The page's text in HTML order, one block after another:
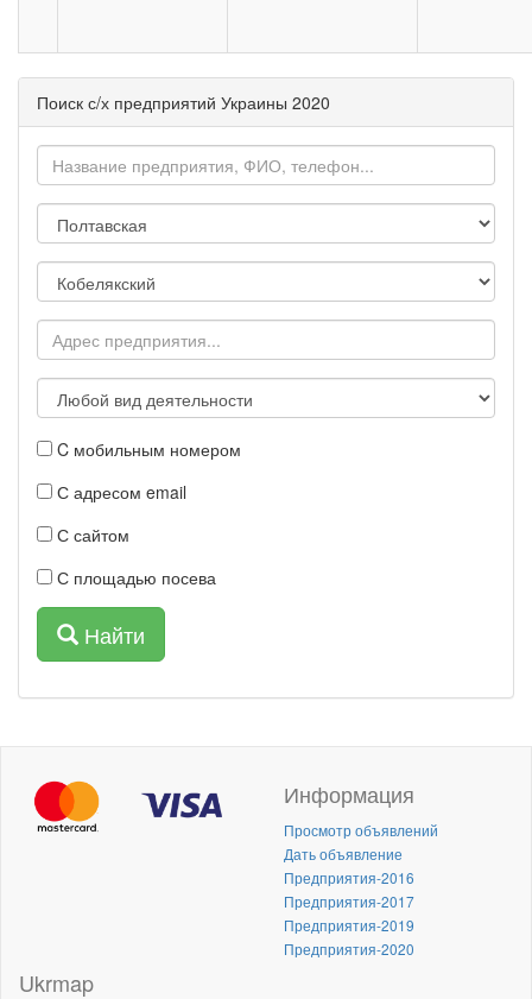
Поиск с/х предприятий Украины 2020
C мобильным номером
С адресом email
С сайтом
С площадью посева
Найти
Информация
Просмотр объявлений
Дать объявление
Предприятия-2016
Предприятия-2017
Предприятия-2019
Предприятия-2020
Ukrmap